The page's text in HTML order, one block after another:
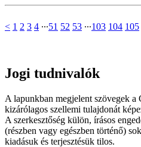
< 1 2 3 4 ∙∙∙51 52 53 ∙∙∙103 104 105
Jogi tudnivalók
A lapunkban megjelent szövegek a
kizárólagos szellemi tulajdonát
A szerkesztőség külön, írásos
(részben vagy egészben történő)
kiadásuk és terjesztésük tilos.